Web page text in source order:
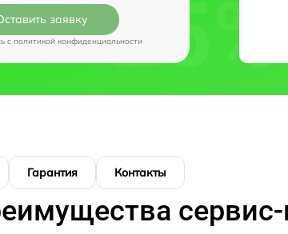
заявку
c политикой конфиденциальности
Гарантия Контакты
сервис-